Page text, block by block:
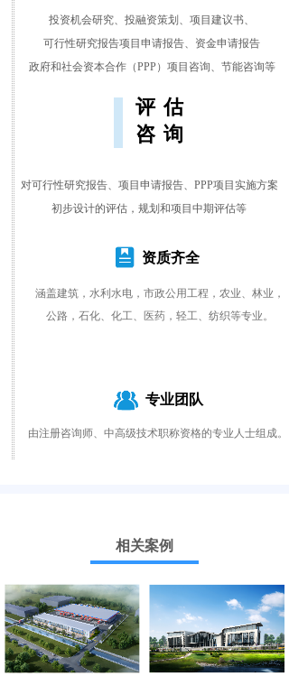
涵盖建筑，水利水电，市政公用工程，农业、林业，
公路，石化、化工、医药，轻工、纺织等专业。
投资机会研究、投融资策划、项目建议书、
可行性研究报告项目申请报告、资金申请报告
政府和社会资本合作（PPP）项目咨询、节能咨询等
资质齐全
评估
咨询
专业团队
对可行性研究报告、项目申请报告、PPP项目实施方案
初步设计的评估，规划和项目中期评估等
由注册咨询师、中高级技术职称资格的专业人士组成。
相关案例